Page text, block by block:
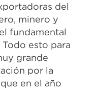
del
minero y
fundamental
Todo esto para
grande
ación por la
en el año